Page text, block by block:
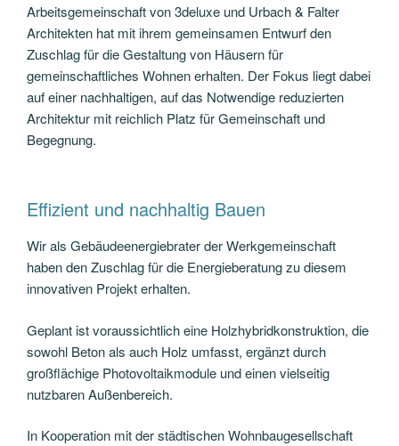
Arbeitsgemeinschaft von 3deluxe und Urbach & Falter
Architekten hat mit ihrem gemeinsamen Entwurf den
Zuschlag für die Gestaltung von Häusern für
gemeinschaftliches Wohnen erhalten. Der Fokus liegt dabei
auf einer nachhaltigen, auf das Notwendige reduzierten
Architektur mit reichlich Platz für Gemeinschaft und
Begegnung.
Effizient und nachhaltig Bauen
Wir als Gebäudeenergiebrater der Werkgemeinschaft
haben den Zuschlag für die Energieberatung zu diesem
innovativen Projekt erhalten.
Geplant ist voraussichtlich eine Holzhybridkonstruktion, die
sowohl Beton als auch Holz umfasst, ergänzt durch
großflächige Photovoltaikmodule und einen vielseitig
nutzbaren Außenbereich.
In Kooperation mit der städtischen Wohnbaugesellschaft